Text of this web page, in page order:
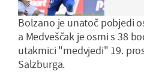
Bolzano je unatoč pobjedi
a Medveščak je osmi s 38
utakmici "medvjedi" 19.
Salzburga.